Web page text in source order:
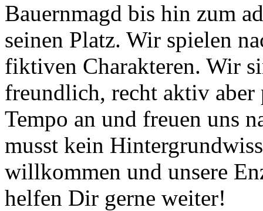
Bauernmagd bis hin zum
seinen Platz. Wir spielen
fiktiven Charakteren. Wir
freundlich, recht aktiv aber
Tempo an und freuen uns
musst kein
willkommen und unsere
helfen Dir gerne weiter!